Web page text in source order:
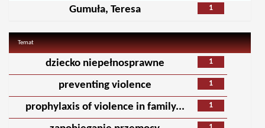
1
Gumuła, Teresa
Temat
1
dziecko niepełnosprawne
1
preventing violence
1
prophylaxis of violence in family...